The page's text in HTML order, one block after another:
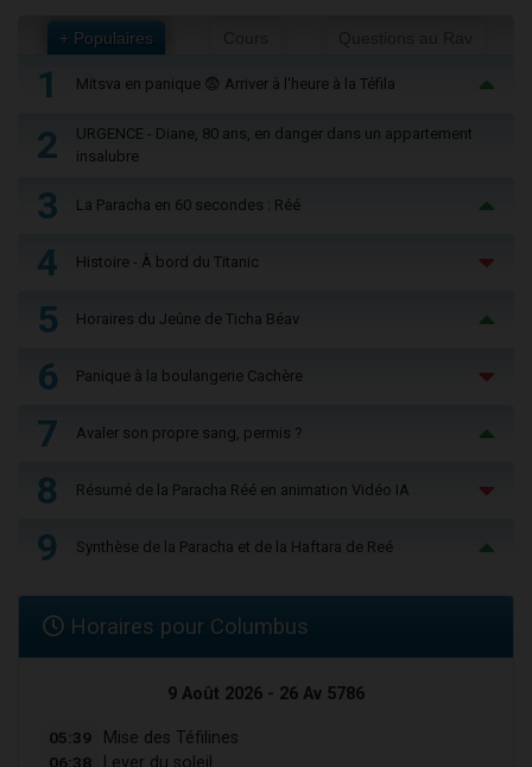
+ Populaires
1 Mitsva en panique 😨 Arriver à l'heure à la Téfila
2
URGENCE - Diane, 80 ans, en danger dans un appartement
insalubre
3 La Paracha en 60 secondes : Réé
4 Histoire - À bord du Titanic
5 Horaires du Jeûne de Ticha Béav
6 Panique à la boulangerie Cachère
7 Avaler son propre sang, permis ?
8 Résumé de la Paracha Réé en animation Vidéo IA
9 Synthèse de la Paracha et de la Haftara de Reé
Horaires pour Columbus
9 Août 2026 - 26 Av 5786
05:39 Mise des Téfilines
06:38 Lever du soleil